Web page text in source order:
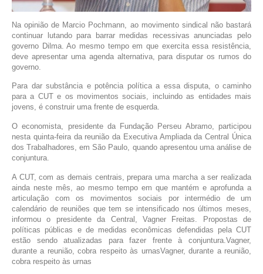
Na opinião de Marcio Pochmann, ao movimento sindical não bastará
continuar lutando para barrar medidas recessivas anunciadas pelo
governo Dilma. Ao mesmo tempo em que exercita essa resistência,
deve apresentar uma agenda alternativa, para disputar os rumos do
governo.
Para dar substância e potência política a essa disputa, o caminho
para a CUT e os movimentos sociais, incluindo as entidades mais
jovens, é construir uma frente de esquerda.
O economista, presidente da Fundação Perseu Abramo, participou
nesta quinta-feira da reunião da Executiva Ampliada da Central Única
dos Trabalhadores, em São Paulo, quando apresentou uma análise de
conjuntura.
A CUT, com as demais centrais, prepara uma marcha a ser realizada
ainda neste mês, ao mesmo tempo em que mantém e aprofunda a
articulação com os movimentos sociais por intermédio de um
calendário de reuniões que tem se intensificado nos últimos meses,
informou o presidente da Central, Vagner Freitas. Propostas de
políticas públicas e de medidas econômicas defendidas pela CUT
estão sendo atualizadas para fazer frente à conjuntura.Vagner,
durante a reunião, cobra respeito às urnasVagner, durante a reunião,
cobra respeito às urnas